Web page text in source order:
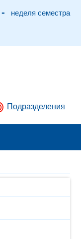
- неделя семестра
Подразделения